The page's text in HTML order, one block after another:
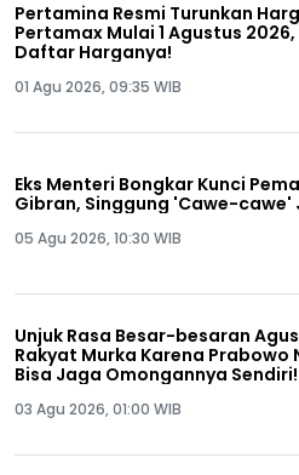
Pertamina Resmi Turunkan
Pertamax Mulai 1 Agustus
Daftar Harganya!
01 Agu 2026, 09:35 WIB
Eks Menteri Bongkar Kunci
Gibran, Singgung 'Cawe-cawe'
05 Agu 2026, 10:30 WIB
Unjuk Rasa Besar-besaran
Rakyat Murka Karena Prabowo
Bisa Jaga Omongannya Sendiri!
03 Agu 2026, 01:00 WIB